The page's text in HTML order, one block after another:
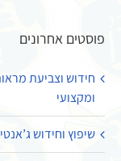
פוסטים אחרונים
חידוש וצביעת
ומקצועי
שיפוץ וחידוש